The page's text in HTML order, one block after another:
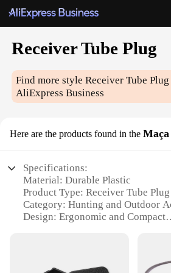
Receiver Tube Plug
Find more styleReceiver Tube Plug
AliExpress Business
Here are the products found in the Maça
Specifications:
Material: Durable Plastic
Product Type: Receiver Tube Plug
Category: Hunting and Outdoor
Design: Ergonomic and Compact